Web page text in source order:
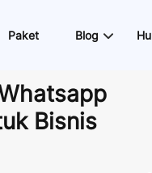
Paket Blog
Bisnis